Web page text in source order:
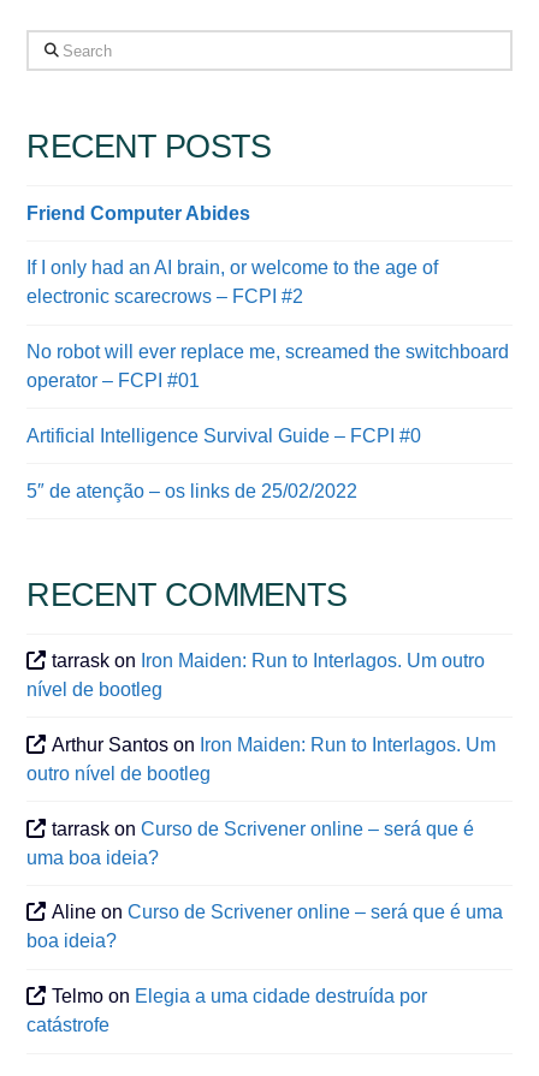
Search
RECENT POSTS
Friend Computer Abides
If I only had an AI brain, or welcome to the age of
electronic scarecrows – FCPI #2
No robot will ever replace me, screamed the switchboard
operator – FCPI #01
Artificial Intelligence Survival Guide – FCPI #0
5″ de atenção – os links de 25/02/2022
RECENT COMMENTS
tarrask on Iron Maiden: Run to Interlagos. Um outro
nível de bootleg
Arthur Santos on Iron Maiden: Run to Interlagos. Um
outro nível de bootleg
tarrask onCurso de Scrivener online – será que é
uma boa ideia?
Aline onCurso de Scrivener online – será que é uma
boa ideia?
Telmo on Elegia a uma cidade destruída por
catástrofe